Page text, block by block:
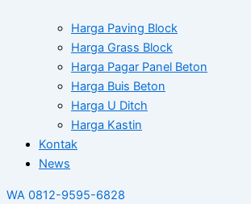
Harga Paving Block
Harga Grass Block
Harga Pagar Panel Beton
Harga Buis Beton
Harga U Ditch
Harga Kastin
Kontak
News
WA 0812-9595-6828